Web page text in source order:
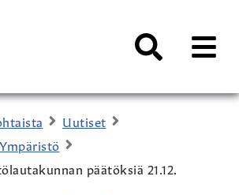
AVAA
Uutiset
päätöksiä 21.12.